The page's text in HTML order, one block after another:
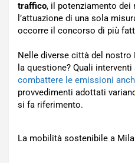
traffico, il potenziamento dei
l’attuazione di una sola
occorre il concorso di più
Nelle diverse città del
la questione? Quali
combattere le emissioni
provvedimenti adottati
si fa riferimento.
La mobilità sostenibile a